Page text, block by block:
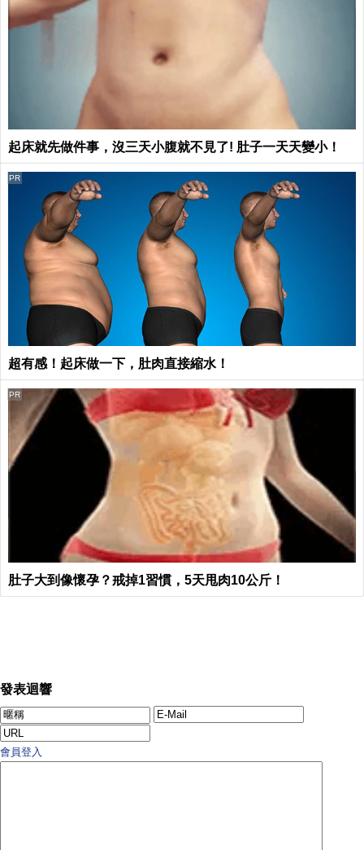
起床就先做件事，沒三天小腹就不見了! 肚子一天天變小！
超有感！起床做一下，肚肉直接縮水！
PR
肚子大到像懷孕？戒掉1習慣，5天甩肉10公斤！
PR
發表迴響
會員登入